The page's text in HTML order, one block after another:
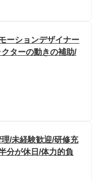
ーションデザイナー
ターの動きの補助/
/未経験歓迎/研修充
分が休日/体力的負